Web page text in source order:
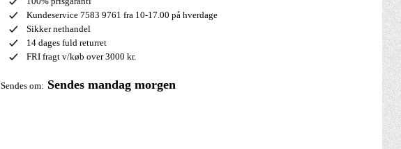
Kundeservice 7583 9761 fra 10-17.00 på hverdage
Sikker nethandel
14 dages fuld returret
FRI fragt v/køb over 3000 kr.
Sendes om: Sendes mandag morgen